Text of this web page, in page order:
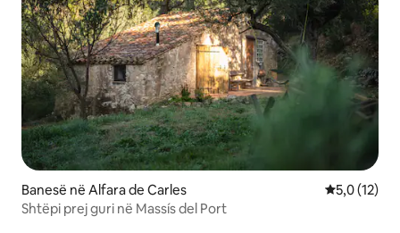
Banesë në Alfara de Carles Vlerësimi
5,0 (12)
Shtëpi prej guri në Massís del Port